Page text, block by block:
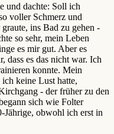
und dachte: Soll ich
voller Schmerz und
ins Bad zu gehen -
so sehr, mein Leben
es mir gut. Aber es
dass es das nicht war. Ich
konnte. Mein
keine Lust hatte,
- der früher zu den
sich wie Folter
obwohl ich erst in